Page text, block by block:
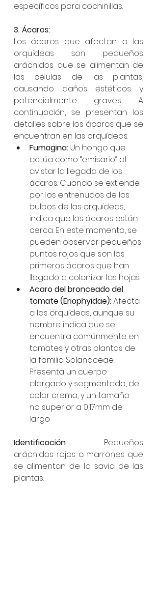
específicos para cochinillas.
3. Ácaros:
Los ácaros que afectan a las
orquídeas son pequeños
arácnidos que se alimentan de
las células de las plantas,
causando daños estéticos y
potencialmente graves. A
continuación, se presentan los
detalles sobre los ácaros que se
encuentran en las orquídeas:
Fumagina: Un hongo que
actúa como “emisario” al
avistar la llegada de los
ácaros. Cuando se extiende
por los entrenudos de los
bulbos de las orquídeas,
indica que los ácaros están
cerca. En este momento, se
pueden observar pequeños
puntos rojos que son los
primeros ácaros que han
llegado a colonizar las hojas.
Acaro del bronceado del
tomate (Eriophyidae): Afecta
a las orquídeas, aunque su
nombre indica que se
encuentra comúnmente en
tomates y otras plantas de
la familia Solanaceae.
Presenta un cuerpo
alargado y segmentado, de
color crema, y un tamaño
no superior a 0,17mm de
largo
Identificación: Pequeños
arácnidos rojos o marrones que
se alimentan de la savia de las
plantas.